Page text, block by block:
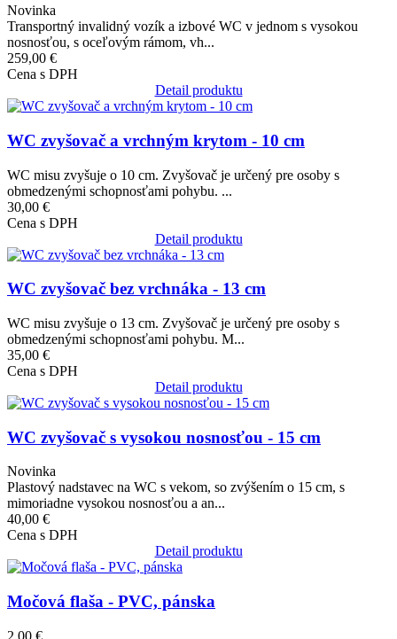
Novinka
Transportný invalidný vozík a izbové WC v jednom s vysokou
nosnosťou, s oceľovým rámom, vh...
259,00 €
Cena s DPH
Detail produktu
Obrázok
WC zvyšovač a vrchným krytom - 10 cm
WC misu zvyšuje o 10 cm. Zvyšovač je určený pre osoby s
obmedzenými schopnosťami pohybu. ...
30,00 €
Cena s DPH
Detail produktu
Obrázok
WC zvyšovač bez vrchnáka - 13 cm
WC misu zvyšuje o 13 cm. Zvyšovač je určený pre osoby s
obmedzenými schopnosťami pohybu. M...
35,00 €
Cena s DPH
Detail produktu
Obrázok
WC zvyšovač s vysokou nosnosťou - 15 cm
Novinka
Plastový nadstavec na WC s vekom, so zvýšením o 15 cm, s
mimoriadne vysokou nosnosťou a an...
40,00 €
Cena s DPH
Detail produktu
Obrázok
Močová flaša - PVC, pánska
2,00 €